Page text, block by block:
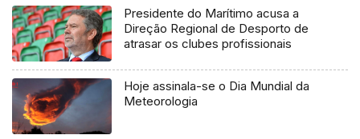
Presidente do Marítimo acusa a
Direção Regional de Desporto de
atrasar os clubes profissionais
Hoje assinala-se o Dia Mundial da
Meteorologia